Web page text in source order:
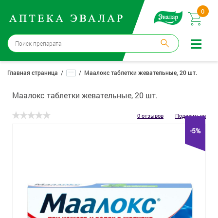
0
Москва→
12 аптек
Доставка и оплата
Косметика
Главная страница ... Маалокс таблетки жевательные, 20 шт.
Маалокс таблетки жевательные, 20 шт.
0 отзывов Поделиться
-5%